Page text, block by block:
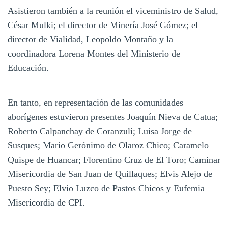
Asistieron también a la reunión el viceministro de Salud,
César Mulki; el director de Minería José Gómez; el
director de Vialidad, Leopoldo Montaño y la
coordinadora Lorena Montes del Ministerio de
Educación.
En tanto, en representación de las comunidades
aborígenes estuvieron presentes Joaquín Nieva de Catua;
Roberto Calpanchay de Coranzulí; Luisa Jorge de
Susques; Mario Gerónimo de Olaroz Chico; Caramelo
Quispe de Huancar; Florentino Cruz de El Toro; Caminar
Misericordia de San Juan de Quillaques; Elvis Alejo de
Puesto Sey; Elvio Luzco de Pastos Chicos y Eufemia
Misericordia de CPI.